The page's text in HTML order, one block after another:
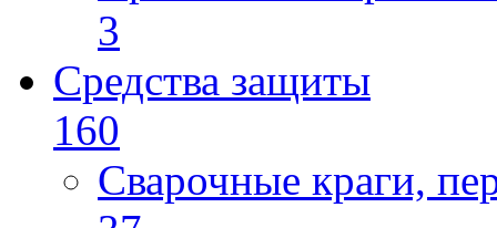
3
Средства защиты
160
Сварочные краги,